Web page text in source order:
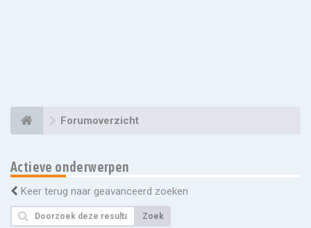
Forumoverzicht
Actieve onderwerpen
Keer terug naar geavanceerd zoeken
Zoek